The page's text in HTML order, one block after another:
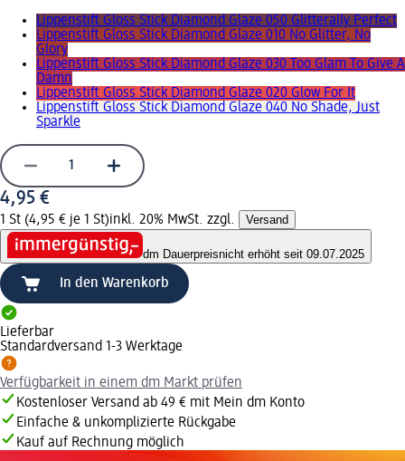
Lippenstift Gloss Stick Diamond Glaze 050 Glitterally Perfect
Lippenstift Gloss Stick Diamond Glaze 010 No Glitter, No
Glory
Lippenstift Gloss Stick Diamond Glaze 030 Too Glam To Give A
Damn
Lippenstift Gloss Stick Diamond Glaze 020 Glow For It
Lippenstift Gloss Stick Diamond Glaze 040 No Shade, Just
Sparkle
4,95 €
1 St (4,95 € je 1 St)inkl. 20% MwSt. zzgl. Versand
dm Dauerpreisnicht erhöht seit 09.07.2025
In den Warenkorb
Lieferbar
Standardversand 1-3 Werktage
Verfügbarkeit in einem dm Markt prüfen
Kostenloser Versand ab 49 € mit Mein dm Konto
Einfache & unkomplizierte Rückgabe
Kauf auf Rechnung möglich